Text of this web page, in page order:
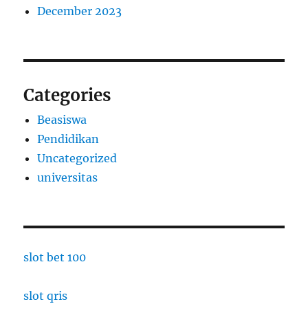
December 2023
Categories
Beasiswa
Pendidikan
Uncategorized
universitas
slot bet 100
slot qris